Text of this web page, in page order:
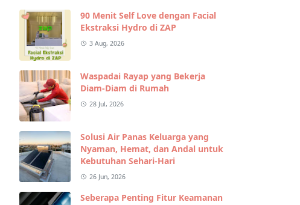
90 Menit Self Love dengan Facial
Ekstraksi Hydro di ZAP
3 Aug, 2026
Waspadai Rayap yang Bekerja
Diam-Diam di Rumah
28 Jul, 2026
Solusi Air Panas Keluarga yang
Nyaman, Hemat, dan Andal untuk
Kebutuhan Sehari-Hari
26 Jun, 2026
Seberapa Penting Fitur Keamanan